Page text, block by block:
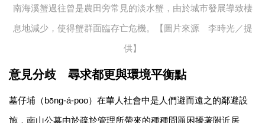
南海溪蟹過往曾是農田旁常見的淡水蟹，由於城市發展導致棲
息地減少，使得蟹群面臨存亡危機。【圖片來源 李時光／提
供】
意見分歧 尋求都更與環境平衡點
墓仔埔（bōng-á-poo）在華人社會中是人們避而遠之的鄰避設
施，南山公墓由於疏於管理所帶來的種種問題困擾著附近居